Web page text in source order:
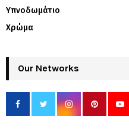
Υπνοδωμάτιο
Χρώμα
Our Networks